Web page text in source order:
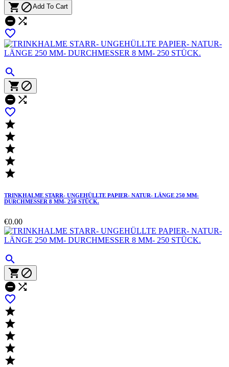
 Add To Cart
 


 
 






TRINKHALME STARR- UNGEHÜLLTE PAPIER- NATUR- LÄNGE 250 MM-
DURCHMESSER 8 MM- 250 STÜCK.
€0.00

 
 





